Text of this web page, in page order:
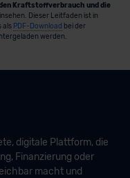
Kraftstoffverbrauch und die
Dieser Leitfaden ist in
als PDF-Download bei der
werden.
digitale Plattform, die
Finanzierung oder
macht und